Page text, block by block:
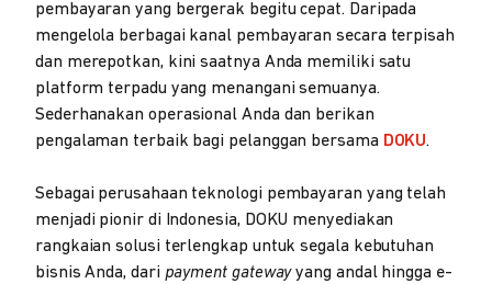
pembayaran yang bergerak begitu cepat. Daripada
mengelola berbagai kanal pembayaran secara terpisah
dan merepotkan, kini saatnya Anda memiliki satu
platform terpadu yang menangani semuanya.
Sederhanakan operasional Anda dan berikan
pengalaman terbaik bagi pelanggan bersama DOKU.
Sebagai perusahaan teknologi pembayaran yang telah
menjadi pionir di Indonesia, DOKU menyediakan
rangkaian solusi terlengkap untuk segala kebutuhan
bisnis Anda, dari payment gatewayyang andal hingga e-